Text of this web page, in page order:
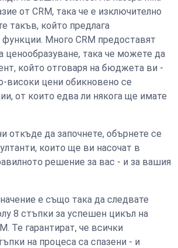
от CRM, така че е изключително
такъв, който предлага
Много CRM предоставят
ценообразуване, така че можете да
който отговаря на бюджета ви -
високи цени обикновено се
от които едва ли някога ще имате
откъде да започнете, обърнете се
които ще ви насочат в
решение за вас - и за вашия
е също така да следвате
8 стъпки за успешен цикъл на
Те гарантират, че всички
на процеса са спазени - и